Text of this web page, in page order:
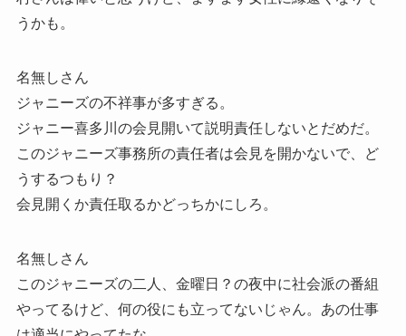
うかも。
名無しさん
ジャニーズの不祥事が多すぎる。
ジャニー喜多川の会見開いて説明責任しないとだめだ。
このジャニーズ事務所の責任者は会見を開かないで、ど
うするつもり？
会見開くか責任取るかどっちかにしろ。
名無しさん
このジャニーズの二人、金曜日？の夜中に社会派の番組
やってるけど、何の役にも立ってないじゃん。あの仕事